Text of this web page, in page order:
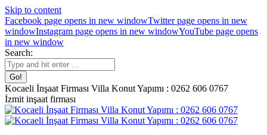
Skip to content
Facebook page opens in new windowTwitter page opens in new
windowInstagram page opens in new windowYouTube page opens
in new window
Search:
Kocaeli İnşaat Firması Villa Konut Yapımı : 0262 606 0767
İzmit inşaat firması